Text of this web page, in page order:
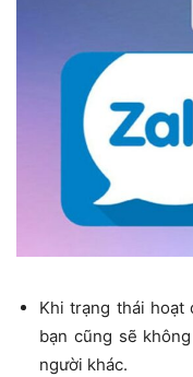
Khi trạng thái hoạt
bạn cũng sẽ
người khác.